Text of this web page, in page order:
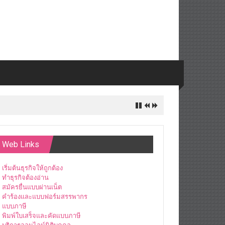
Web Links
เริ่มต้นธุรกิจให้ถูกต้อง
ทำธุรกิจต้องอ่าน
สมัครยื่นแบบผ่านเน็ต
คำร้องและแบบฟอร์มสรรพากร
แบบภาษี
พิมพ์ใบเสร็จและคัดแบบภาษี